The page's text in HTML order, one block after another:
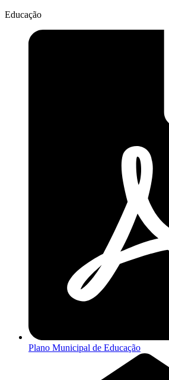
Educação
Plano Municipal de Educação